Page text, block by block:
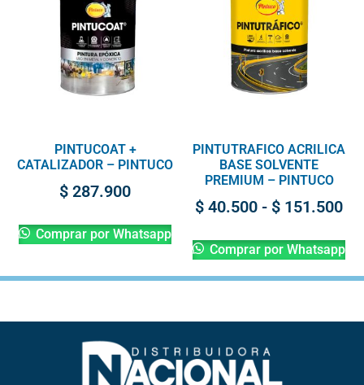
PINTUCOAT +
CATALIZADOR – PINTUCO
$ 287.900
Comprar por Whatsapp
PINTUTRAFICO ACRILICA
BASE SOLVENTE
PREMIUM – PINTUCO
$ 40.500 - $ 151.500
Comprar por Whatsapp